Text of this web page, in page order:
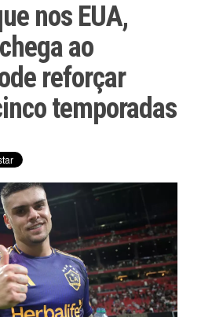
nos EUA,
ao
reforçar
temporadas